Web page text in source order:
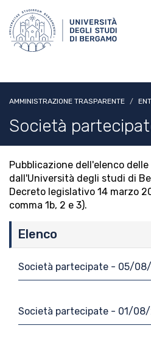
contenuto
principale
AMMINISTRAZIONE TRASPARENTE
Società
Pubblicazione dell'elenco
dall'Università degli studi di
Decreto legislativo 14 marzo
comma 1b, 2 e 3).
Elenco
Società partecipate - 05/
Società partecipate - 01/